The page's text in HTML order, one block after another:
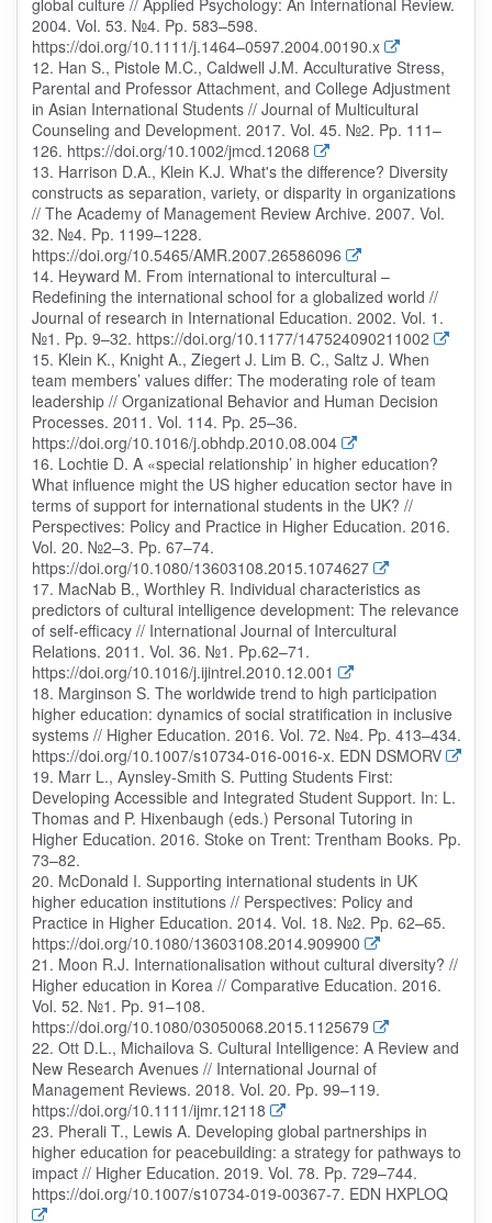
global culture // Applied Psychology: An International Review.
2004. Vol. 53. №4. Pp. 583–598.
https://doi.org/10.1111/j.1464–0597.2004.00190.x
12. Han S., Pistole M.C., Caldwell J.M. Acculturative Stress,
Parental and Professor Attachment, and College Adjustment
in Asian International Students // Journal of Multicultural
Counseling and Development. 2017. Vol. 45. №2. Pp. 111–
126. https://doi.org/10.1002/jmcd.12068
13. Harrison D.A., Klein K.J. What's the difference? Diversity
constructs as separation, variety, or disparity in organizations
// The Academy of Management Review Archive. 2007. Vol.
32. №4. Pp. 1199–1228.
https://doi.org/10.5465/AMR.2007.26586096
14. Heyward M. From international to intercultural –
Redefining the international school for a globalized world //
Journal of research in International Education. 2002. Vol. 1.
№1. Pp. 9–32. https://doi.org/10.1177/147524090211002
15. Klein K., Knight A., Ziegert J. Lim B. C., Saltz J. When
team members’ values differ: The moderating role of team
leadership // Organizational Behavior and Human Decision
Processes. 2011. Vol. 114. Pp. 25–36.
https://doi.org/10.1016/j.obhdp.2010.08.004
16. Lochtie D. A «special relationship’ in higher education?
What influence might the US higher education sector have in
terms of support for international students in the UK? //
Perspectives: Policy and Practice in Higher Education. 2016.
Vol. 20. №2–3. Pp. 67–74.
https://doi.org/10.1080/13603108.2015.1074627
17. MacNab B., Worthley R. Individual characteristics as
predictors of cultural intelligence development: The relevance
of self-efficacy // International Journal of Intercultural
Relations. 2011. Vol. 36. №1. Pp.62–71.
https://doi.org/10.1016/j.ijintrel.2010.12.001
18. Marginson S. The worldwide trend to high participation
higher education: dynamics of social stratification in inclusive
systems // Higher Education. 2016. Vol. 72. №4. Pp. 413–434.
https://doi.org/10.1007/s10734-016-0016-x. EDN DSMORV
19. Marr L., Aynsley-Smith S. Putting Students First:
Developing Accessible and Integrated Student Support. In: L.
Thomas and P. Hixenbaugh (eds.) Personal Tutoring in
Higher Education. 2016. Stoke on Trent: Trentham Books. Pp.
73–82.
20. McDonald I. Supporting international students in UK
higher education institutions // Perspectives: Policy and
Practice in Higher Education. 2014. Vol. 18. №2. Pp. 62–65.
https://doi.org/10.1080/13603108.2014.909900
21. Moon R.J. Internationalisation without cultural diversity? //
Higher education in Korea // Comparative Education. 2016.
Vol. 52. №1. Pp. 91–108.
https://doi.org/10.1080/03050068.2015.1125679
22. Ott D.L., Michailova S. Cultural Intelligence: A Review and
New Research Avenues // International Journal of
Management Reviews. 2018. Vol. 20. Pp. 99–119.
https://doi.org/10.1111/ijmr.12118
23. Pherali T., Lewis A. Developing global partnerships in
higher education for peacebuilding: a strategy for pathways to
impact // Higher Education. 2019. Vol. 78. Pp. 729–744.
https://doi.org/10.1007/s10734-019-00367-7. EDN HXPLOQ